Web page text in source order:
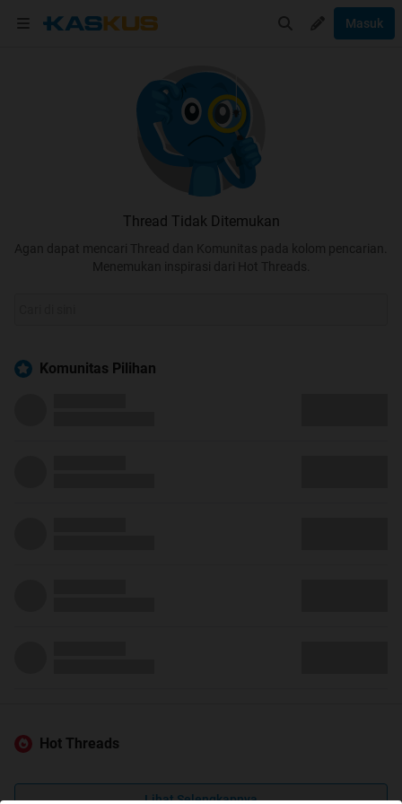
Masuk
Thread Tidak Ditemukan
Agan dapat mencari Thread dan Komunitas pada kolom pencarian.
Menemukan inspirasi dari Hot Threads.
Komunitas Pilihan
Hot Threads
Lihat Selengkapnya